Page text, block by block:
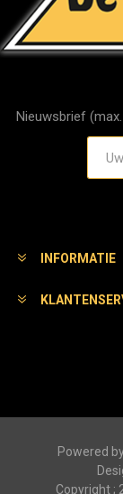
Nieuwsbrief
INFORMATIE
Powered
Copyright ;